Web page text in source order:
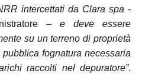
intercettati da Clara spa-
–e deve essere
su un terreno di proprietà
fognatura necessaria
raccolti nel depuratore”.